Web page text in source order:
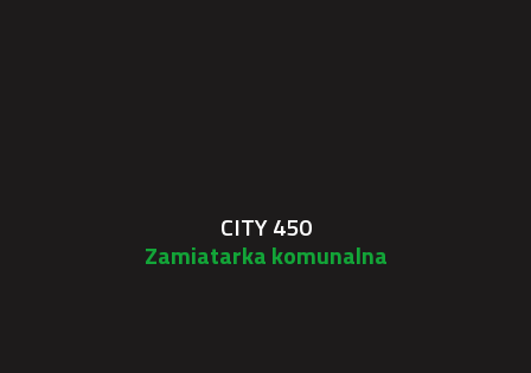
CITY 450
Zamiatarka komunalna